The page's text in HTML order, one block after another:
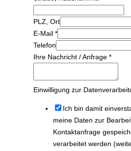
PLZ, Ort
E-Mail *
Telefon
Ihre Nachricht / Anfrage *
Einwilligung zur
Ich bin damit
meine Daten zur
Kontaktanfrage
verarbeitet werden